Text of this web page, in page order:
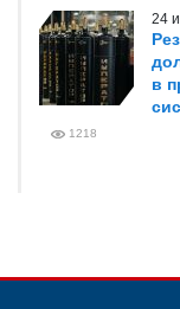
24
в
1218